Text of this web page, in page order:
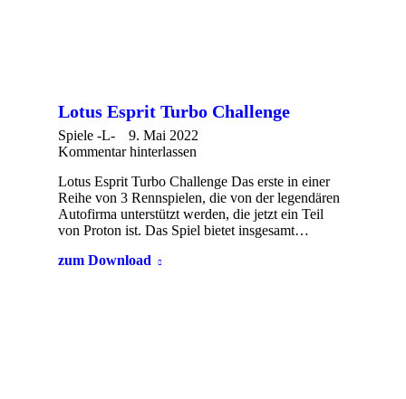
Lotus Esprit Turbo Challenge
Spiele -L-
9. Mai 2022
Kommentar hinterlassen
Lotus Esprit Turbo Challenge Das erste in einer
Reihe von 3 Rennspielen, die von der legendären
Autofirma unterstützt werden, die jetzt ein Teil
von Proton ist. Das Spiel bietet insgesamt…
zum Download